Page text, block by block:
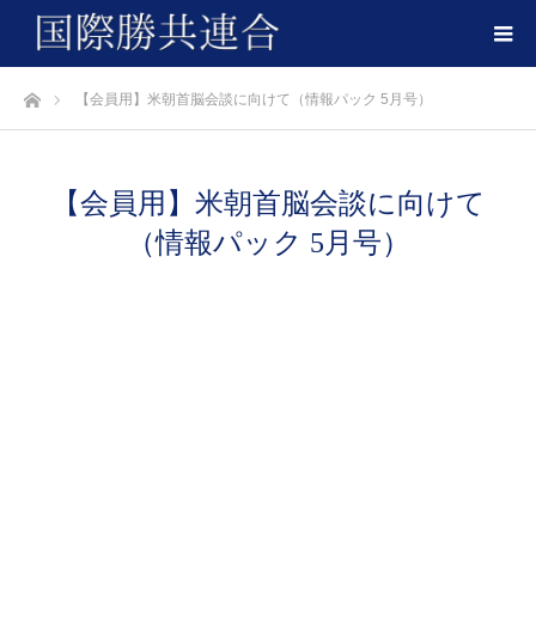
ホーム 【会員用】米朝首脳会談に向けて（情報パック 5月号）
【会員用】米朝首脳会談に向けて
（情報パック 5月号）